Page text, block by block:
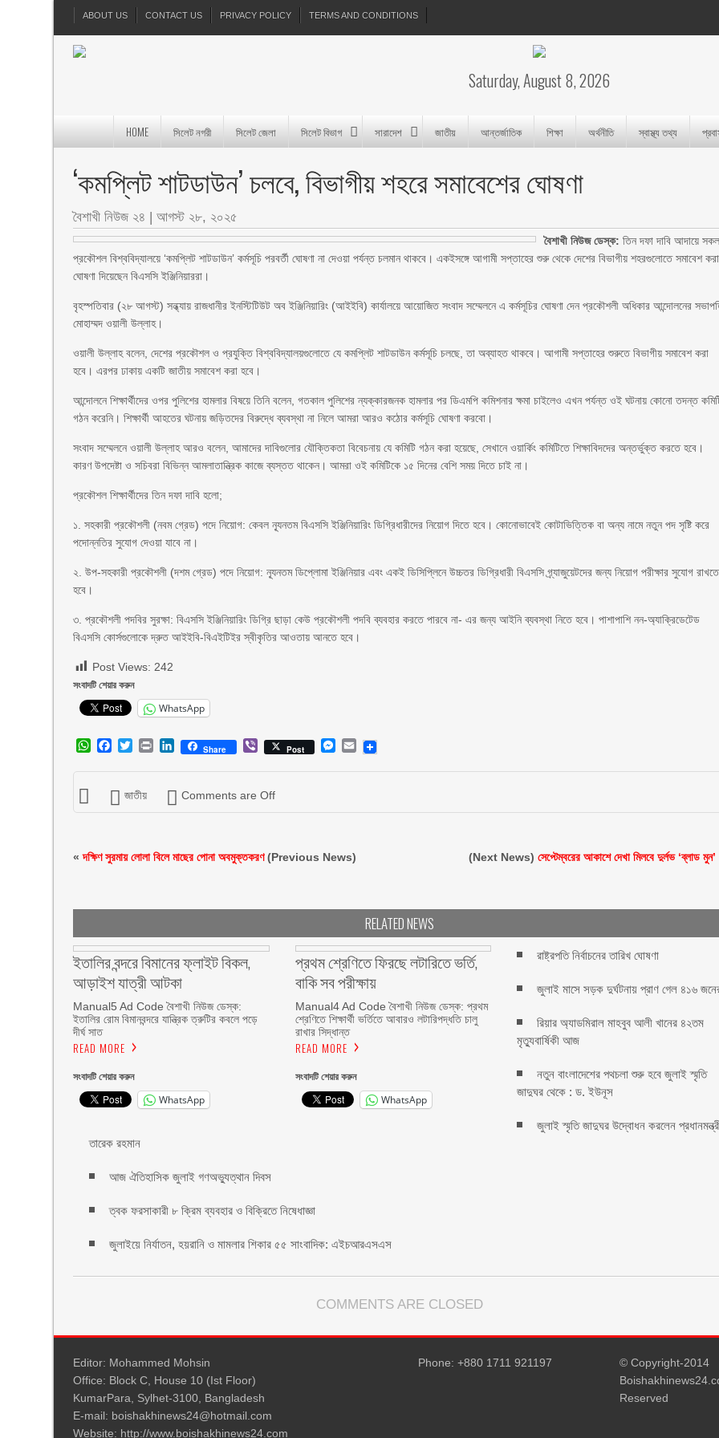
ABOUT US CONTACT US PRIVACY POLICY TERMS AND CONDITIONS
Saturday, August 8, 2026
HOME সিলেট নগরী সিলেট জেলা সিলেট বিভাগ সারাদেশ জাতীয় আন্তর্জাতিক শিক্ষা অর্থনীতি স্বাস্থ্য তথ্য
‘কমপ্লিট শাটডাউন’ চলবে, বিভাগীয় শহরে সমাবেশের ঘোষণা
বৈশাখী নিউজ ২৪ |আগস্ট ২৮, ২০২৫
বৈশাখী নিউজ ডেস্ক: তিন দফা দাবি আদায়ে
প্রকৌশল বিশ্ববিদ্যালয়ে ‘কমপ্লিট শাটডাউন’ কর্মসূচি পরবর্তী ঘোষণা না দেওয়া পর্যন্ত চলমান থাকবে। একইসঙ্গে আগামী সপ্তাহের শুরু থেকে দেশের বিভাগীয় শহরগুলোতে সমাবেশ
ঘোষণা দিয়েছেন বিএসসি ইঞ্জিনিয়াররা।
বৃহস্পতিবার (২৮ আগস্ট) সন্ধ্যায় রাজধানীর ইনস্টিটিউট অব ইঞ্জিনিয়ারিং (আইইবি) কার্যালয়ে আয়োজিত সংবাদ সম্মেলনে এ কর্মসূচির ঘোষণা দেন প্রকৌশলী অধিকার আন্দোলনের
মোহাম্মদ ওয়ালী উল্লাহ।
ওয়ালী উল্লাহ বলেন, দেশের প্রকৌশল ও প্রযুক্তি বিশ্ববিদ্যালয়গুলোতে যে কমপ্লিট শাটডাউন কর্মসূচি চলছে, তা অব্যাহত থাকবে। আগামী সপ্তাহের শুরুতে বিভাগীয় সমাবেশ করা
হবে। এরপর ঢাকায় একটি জাতীয় সমাবেশ করা হবে।
আন্দোলনে শিক্ষার্থীদের ওপর পুলিশের হামলার বিষয়ে তিনি বলেন, গতকাল পুলিশের ন্যক্কারজনক হামলার পর ডিএমপি কমিশনার ক্ষমা চাইলেও এখন পর্যন্ত ওই ঘটনায় কোনো তদন্ত
গঠন করেনি। শিক্ষার্থী আহতের ঘটনায় জড়িতদের বিরুদ্ধে ব্যবস্থা না নিলে আমরা আরও কঠোর কর্মসূচি ঘোষণা করবো।
সংবাদ সম্মেলনে ওয়ালী উল্লাহ আরও বলেন, আমাদের দাবিগুলোর যৌক্তিকতা বিবেচনায় যে কমিটি গঠন করা হয়েছে, সেখানে ওয়ার্কিং কমিটিতে শিক্ষাবিদদের অন্তর্ভুক্ত করতে হবে।
কারণ উপদেষ্টা ও সচিবরা বিভিন্ন আমলাতান্ত্রিক কাজে ব্যস্তত থাকেন। আমরা ওই কমিটিকে ১৫ দিনের বেশি সময় দিতে চাই না।
প্রকৌশল শিক্ষার্থীদের তিন দফা দাবি হলো;
১. সহকারী প্রকৌশলী (নবম গ্রেড) পদে নিয়োগ: কেবল ন্যূনতম বিএসসি ইঞ্জিনিয়ারিং ডিগ্রিধারীদের নিয়োগ দিতে হবে। কোনোভাবেই কোটাভিত্তিক বা অন্য নামে নতুন পদ সৃষ্টি করে
পদোন্নতির সুযোগ দেওয়া যাবে না।
২. উপ-সহকারী প্রকৌশলী (দশম গ্রেড) পদে নিয়োগ: ন্যূনতম ডিপ্লোমা ইঞ্জিনিয়ার এবং একই ডিসিপ্লিনে উচ্চতর ডিগ্রিধারী বিএসসি গ্র্যাজুয়েটদের জন্য নিয়োগ পরীক্ষার সুযোগ রাখতে
হবে।
৩. প্রকৌশলী পদবির সুরক্ষা: বিএসসি ইঞ্জিনিয়ারিং ডিগ্রি ছাড়া কেউ প্রকৌশলী পদবি ব্যবহার করতে পারবে না- এর জন্য আইনি ব্যবস্থা নিতে হবে। পাশাপাশি নন-অ্যাক্রিডেটেড
বিএসসি কোর্সগুলোকে দ্রুত আইইবি-বিএইটিইর স্বীকৃতির আওতায় আনতে হবে।
Post Views: 242
সংবাদটি শেয়ার করুন
WhatsApp
WhatsApp
Facebook
Twitter
Print LinkedIn
Share ViberPost Messenger
Email
জাতীয় Comments are Off
«দক্ষিণ সুরমায় লোলা বিলে মাছের পোনা অবমুক্তকরণ(Previous News) (Next News)সেপ্টেম্বরের আকাশে দেখা মিলবে দুর্লভ ‘ব্লাড মুন’
RELATED NEWS
ইতালির বন্দরে বিমানের ফ্লাইট বিকল,
আড়াইশ যাত্রী আটকা
Manual5 Ad Code বৈশাখী নিউজ ডেস্ক:
ইতালির রোম বিমানবন্দরে যান্ত্রিক ত্রুটির কবলে পড়ে
দীর্ঘ সাত
READ MORE
সংবাদটি শেয়ার করুন
WhatsApp
প্রথম শ্রেণিতে ফিরছে লটারিতে ভর্তি,
বাকি সব পরীক্ষায়
Manual4 Ad Code বৈশাখী নিউজ ডেস্ক: প্রথম
শ্রেণিতে শিক্ষার্থী ভর্তিতে আবারও লটারিপদ্ধতি চালু
রাখার সিদ্ধান্ত
READ MORE
সংবাদটি শেয়ার করুন
WhatsApp
রাষ্ট্রপতি নির্বাচনের তারিখ ঘোষণা
জুলাই মাসে সড়ক দুর্ঘটনায় প্রাণ গেল ৪১৬
রিয়ার অ্যাডমিরাল মাহবুব আলী খানের ৪২তম
মৃত্যুবার্ষিকী আজ
নতুন বাংলাদেশের পথচলা শুরু হবে জুলাই স্মৃতি
জাদুঘর থেকে : ড. ইউনূস
জুলাই স্মৃতি জাদুঘর উদ্বোধন করলেন
তারেক রহমান
আজ ঐতিহাসিক জুলাই গণঅভ্যুত্থান দিবস
ত্বক ফরসাকারী ৮ ক্রিম ব্যবহার ও বিক্রিতে নিষেধাজ্ঞা
জুলাইয়ে নির্যাতন, হয়রানি ও মামলার শিকার ৫৫ সাংবাদিক: এইচআরএসএস
COMMENTS ARE CLOSED
Editor: Mohammed Mohsin
Office: Block C, House 10 (Ist Floor)
KumarPara, Sylhet-3100, Bangladesh
E-mail: boishakhinews24@hotmail.com
Website: http://www.boishakhinews24.com
Phone: +880 1711 921197
© Copyright-2014
Reserved